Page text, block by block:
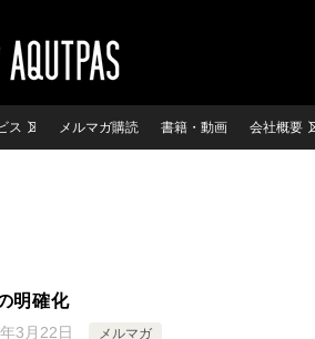
ス メルマガ購読 書籍・動画 会社概要
明確化
3月22日 メルマガ